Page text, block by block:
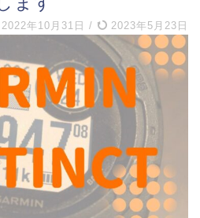
2022年10月31日 / 2023年5月23日